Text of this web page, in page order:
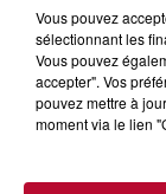
de France. Il
deux films en
chers enfants”,
Bourdon” !
est passé
récents films
Vous pouvez
sélectionnant les
Vous pouvez
accepter". Vos
pouvez mettre à
moment via le lien